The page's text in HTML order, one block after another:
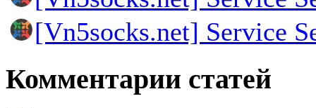
[Vn5socks.net] Service
Комментарии статей